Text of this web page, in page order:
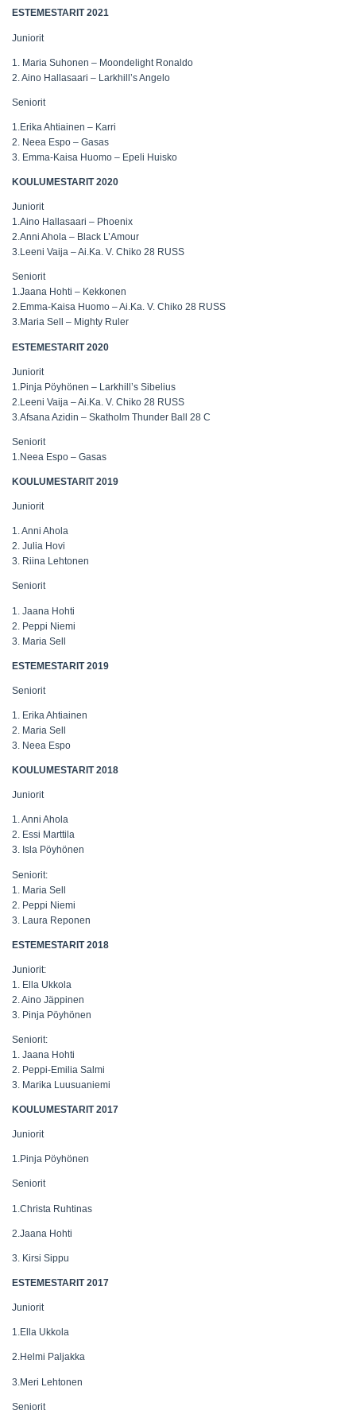
ESTEMESTARIT 2021
Juniorit
1. Maria Suhonen – Moondelight Ronaldo
2. Aino Hallasaari – Larkhill’s Angelo
Seniorit
1.Erika Ahtiainen – Karri
2. Neea Espo – Gasas
3. Emma-Kaisa Huomo – Epeli Huisko
KOULUMESTARIT 2020
Juniorit
1.Aino Hallasaari – Phoenix
2.Anni Ahola – Black L’Amour
3.Leeni Vaija – Ai.Ka. V. Chiko 28 RUSS
Seniorit
1.Jaana Hohti – Kekkonen
2.Emma-Kaisa Huomo – Ai.Ka. V. Chiko 28 RUSS
3.Maria Sell – Mighty Ruler
ESTEMESTARIT 2020
Juniorit
1. Pinja Pöyhönen – Larkhill’s Sibelius
2. Leeni Vaija – Ai.Ka. V. Chiko 28 RUSS
3. Afsana Azidin – Skatholm Thunder Ball 28 C
Seniorit
1.Neea Espo – Gasas
KOULUMESTARIT 2019
Juniorit
1. Anni Ahola
2. Julia Hovi
3. Riina Lehtonen
Seniorit
1. Jaana Hohti
2. Peppi Niemi
3. Maria Sell
ESTEMESTARIT 2019
Seniorit
1. Erika Ahtiainen
2. Maria Sell
3. Neea Espo
KOULUMESTARIT 2018
Juniorit
1. Anni Ahola
2. Essi Marttila
3. Isla Pöyhönen
Seniorit:
1. Maria Sell
2. Peppi Niemi
3. Laura Reponen
ESTEMESTARIT 2018
Juniorit:
1. Ella Ukkola
2. Aino Jäppinen
3. Pinja Pöyhönen
Seniorit:
1. Jaana Hohti
2. Peppi-Emilia Salmi
3. Marika Luusuaniemi
KOULUMESTARIT 2017
Juniorit
1.Pinja Pöyhönen
Seniorit
1.Christa Ruhtinas
2.Jaana Hohti
3. Kirsi Sippu
ESTEMESTARIT 2017
Juniorit
1.Ella Ukkola
2.Helmi Paljakka
3.Meri Lehtonen
Seniorit